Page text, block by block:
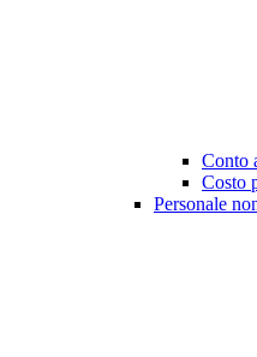
Conto
Costo
Personale